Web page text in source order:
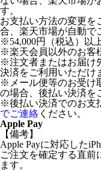
す。
お支払い方法の変更を
合、楽天市場が自動で
※54,000円（税込）以
※楽天会員以外のお客
※注文者またはお届け
決済をご利用いただけ
※メール便等のお受け
の場合、後払い決済を
※後払い決済でのお支
でご連絡 ください。
Apple Pay
【備考】
Apple Payに対応した
ご注文を確定する直前
ます。